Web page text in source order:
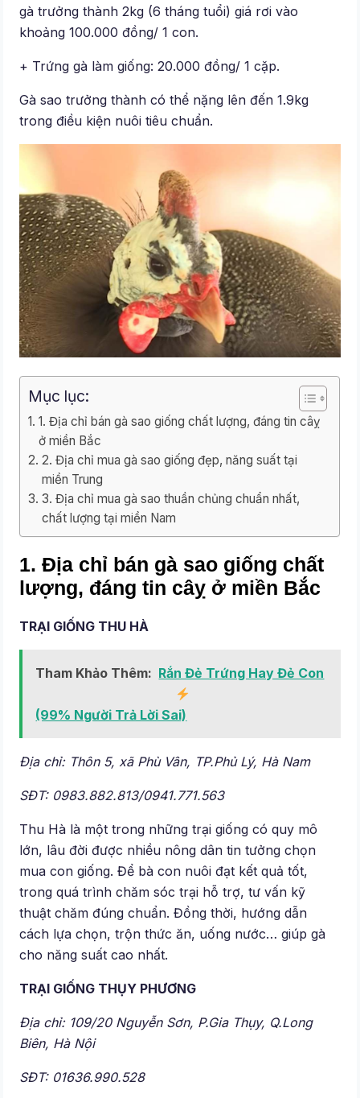
gà trưởng thành 2kg (6 tháng tuổi) giá rơi vào
khoảng 100.000 đồng/ 1 con.
+ Trứng gà làm giống: 20.000 đồng/ 1 cặp.
Gà sao trưởng thành có thể nặng lên đến 1.9kg
trong điều kiện nuôi tiêu chuẩn.
Mục lục:
1. Địa chỉ bán gà sao giống chất lượng, đáng tin câỵ
ở miền Bắc
2. Địa chỉ mua gà sao giống đẹp, năng suất tại
miền Trung
3. Địa chỉ mua gà sao thuần chủng chuẩn nhất,
chất lượng tại miền Nam
1.Địa chỉ bán gà sao giống chất
lượng, đáng tin câỵ ở miền Bắc
TRẠI GIỐNG THU HÀ
Tham Khảo Thêm: Rắn Đẻ Trứng Hay Đẻ Con
(99% Người Trả Lời Sai)
Địa chỉ: Thôn 5, xã Phù Vân, TP.Phủ Lý, Hà Nam
SĐT: 0983.882.813/0941.771.563
Thu Hà là một trong những trại giống có quy mô
lớn, lâu đời được nhiều nông dân tin tưởng chọn
mua con giống. Để bà con nuôi đạt kết quả tốt,
trong quá trình chăm sóc trại hỗ trợ, tư vấn kỹ
thuật chăm đúng chuẩn. Đồng thời, hướng dẫn
cách lựa chọn, trộn thức ăn, uống nước… giúp gà
cho năng suất cao nhất.
TRẠI GIỐNG THỤY PHƯƠNG
Địa chỉ: 109/20 Nguyễn Sơn, P.Gia Thụy, Q.Long
Biên, Hà Nội
SĐT: 01636.990.528